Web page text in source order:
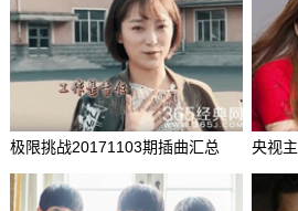
极限挑战20171103期插曲汇总 央视